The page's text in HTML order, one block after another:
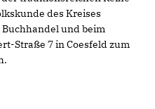
des Kreises
und beim
Straße 7 in Coesfeld zum